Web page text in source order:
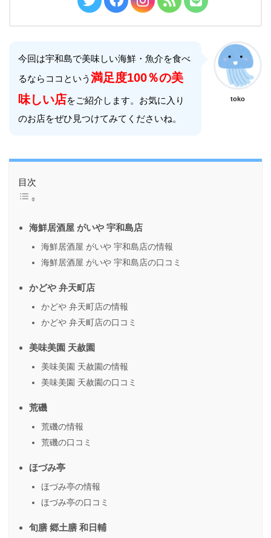
今回は宇和島で美味しい海鮮・魚介を食べ
るならココという 満足度100％の美
味しい店をご紹介します。お気に入り
のお店をぜひ見つけてみてくださいね。
toko
目次
海鮮居酒屋 がいや 宇和島店
海鮮居酒屋 がいや 宇和島店の情報
海鮮居酒屋 がいや 宇和島店の口コミ
かどや 弁天町店
かどや 弁天町店の情報
かどや 弁天町店の口コミ
美味美園 天赦園
美味美園 天赦園の情報
美味美園 天赦園の口コミ
荒磯
荒磯の情報
荒磯の口コミ
ほづみ亭
ほづみ亭の情報
ほづみ亭の口コミ
旬膳 郷土膳 和日輔